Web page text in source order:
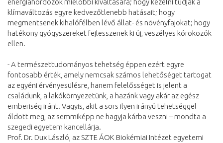
energiahordozók mielőbbi kiváltására; hogy kezelni tudják a
klímaváltozás egyre kedvezőtlenebb hatásait; hogy
megmentsenek kihalófélben lévő állat- és növényfajokat; hogy
hatékony gyógyszereket fejlesszenek ki új, veszélyes kórokozók
ellen.
- A természettudományos tehetség éppen ezért egyre
fontosabb érték, amely nemcsak számos lehetőséget tartogat
az egyéni érvényesülésre, hanem felelősséget is jelent a
családunk, a lakókörnyezetünk, a hazánk vagy akár az egész
emberiség iránt. Vagyis, akit a sors ilyen irányú tehetséggel
áldott meg, az semmiképp ne hagyja kárba veszni – mondta a
szegedi egyetem kancellárja.
Prof. Dr. Dux László, az SZTE ÁOK Biokémiai Intézet egyetemi